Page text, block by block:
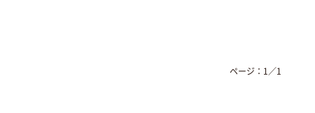
ページ： 1 ／1